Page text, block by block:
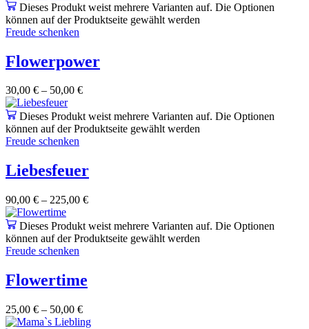
Dieses Produkt weist mehrere Varianten auf. Die Optionen
können auf der Produktseite gewählt werden
Freude schenken
Flowerpower
30,00 € – 50,00 €
Dieses Produkt weist mehrere Varianten auf. Die Optionen
können auf der Produktseite gewählt werden
Freude schenken
Liebesfeuer
90,00 € – 225,00 €
Dieses Produkt weist mehrere Varianten auf. Die Optionen
können auf der Produktseite gewählt werden
Freude schenken
Flowertime
25,00 € – 50,00 €